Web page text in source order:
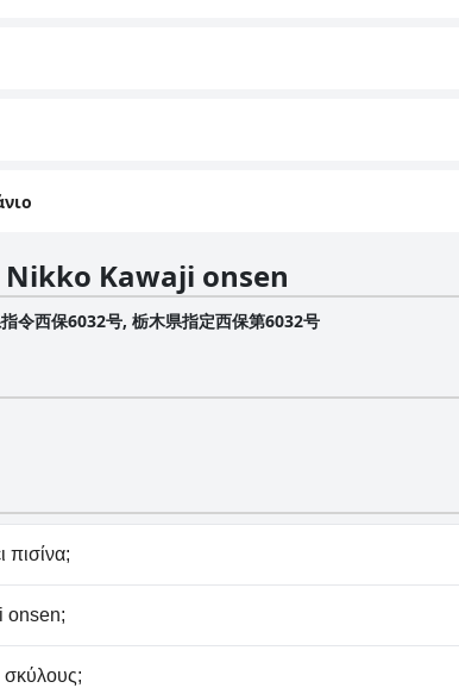
Nikko Kawaji onsen
令西保6032号, 栃木県指定西保第6032号
πισίνα.
onsen;
διαθέτει σπα.